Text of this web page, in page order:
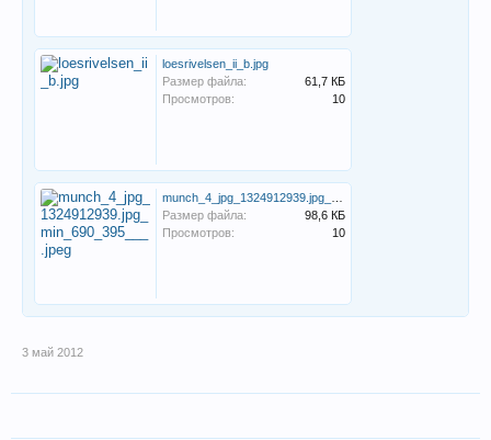
loesrivelsen_ii_b.jpg
Размер файла:
61,7 КБ
Просмотров:
10
Размер файла:
98,6 КБ
Просмотров:
10
3 май 2012